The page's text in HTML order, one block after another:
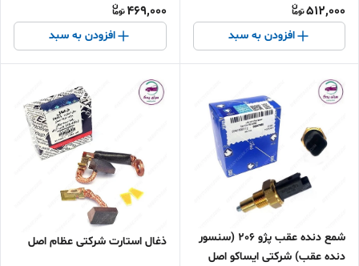
512,000
افزودن به سبد
469,000
افزودن به سبد
شمع دنده عقب پژو 206 (سنسور
دنده عقب) شرکتی ایساکو اصل
ذغال استارت شرکتی عظام اصل